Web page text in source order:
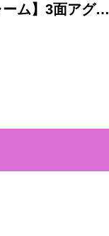
ーム】3面アグニ